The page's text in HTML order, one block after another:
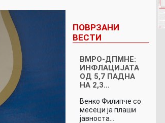
ПОВРЗАНИ
ВЕСТИ
ВМРО-ДПМНЕ:
ИНФЛАЦИЈАТА
ОД 5,7 ПАДНА
НА 2,3…
Венко Филипче со
месеци ја плаши
јавноста…